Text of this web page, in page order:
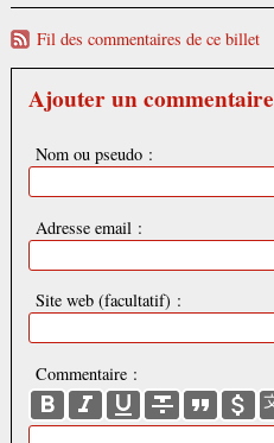
Fil des commentaires de ce billet
Ajouter un commentaire
Nom ou pseudo :
Adresse email :
Site web (facultatif) :
Commentaire :